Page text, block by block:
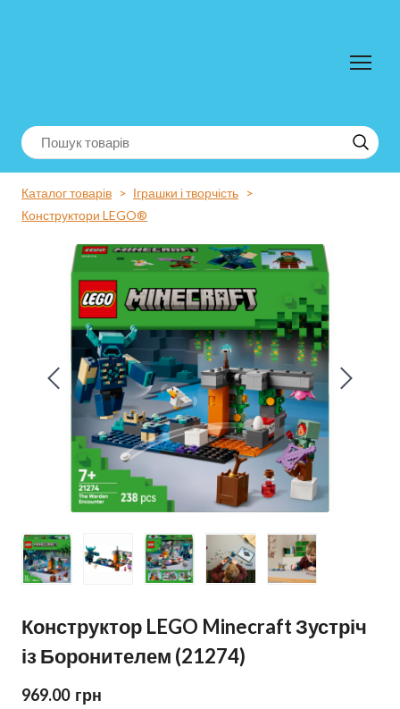
Каталог товарів
Іграшки і творчість
Конструктори LEGO®
Конструктор LEGO Minecraft Зустріч
із Боронителем (21274)
969.00  грн